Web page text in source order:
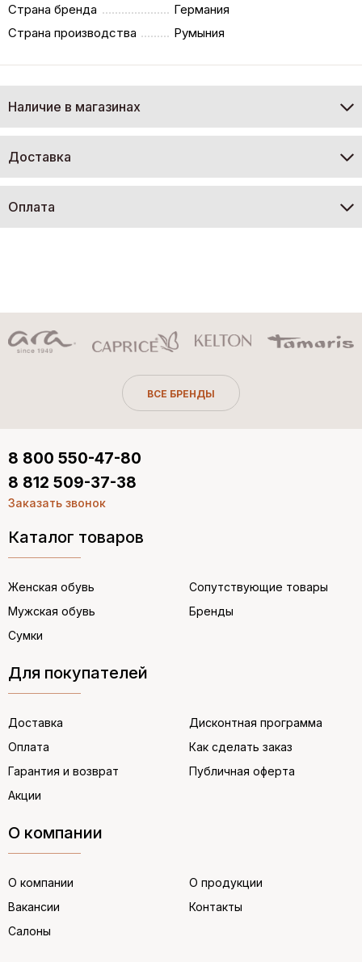
Страна бренда
Германия
Страна производства
Румыния
Наличие в магазинах
Доставка
Оплата
ВСЕ БРЕНДЫ
Каталог товаров
Женская обувь
Мужская обувь
Сумки
Сопутствующие товары
Бренды
Для покупателей
Доставка
Оплата
Гарантия и возврат
Акции
Дисконтная программа
Как сделать заказ
Публичная оферта
О компании
О компании
Вакансии
Салоны
О продукции
Контакты
8 800 550-47-80
8 812 509-37-38
Заказать звонок